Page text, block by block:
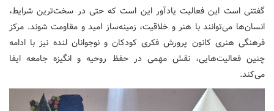
گفتنی است این فعالیت یادآور این است که حتی در سخت‌ترین شرایط،
انسان‌ها می‌توانند با هنر و خلاقیت، زمینه‌ساز امید و مقاومت شوند. مرکز
فرهنگی هنری کانون پرورش فکری کودکان و نوجوانان لنده نیز با ادامه
چنین فعالیت‌هایی، نقش مهمی در حفظ روحیه و انگیزه جامعه ایفا
می‌کند.